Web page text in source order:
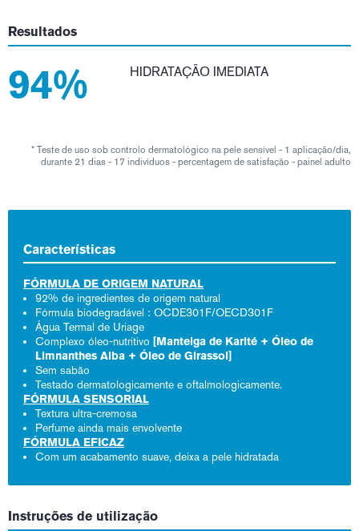
Resultados
94% HIDRATAÇÃO IMEDIATA
* Teste de uso sob controlo dermatológico na pele sensível - 1 aplicação/dia,
durante 21 dias - 17 indivíduos - percentagem de satisfação - painel adulto
Características
FÓRMULA DE ORIGEM NATURAL
92% de ingredientes de origem natural
Fórmula biodegradável : OCDE301F/OECD301F
Água Termal de Uriage
Complexo óleo-nutritivo [Manteiga de Karité + Óleo de
Limnanthes Alba + Óleo de Girassol]
Sem sabão
Testado dermatologicamente e oftalmologicamente.
FÓRMULA SENSORIAL
Textura ultra-cremosa
Perfume ainda mais envolvente
FÓRMULA EFICAZ
Com um acabamento suave, deixa a pele hidratada
Instruções de utilização